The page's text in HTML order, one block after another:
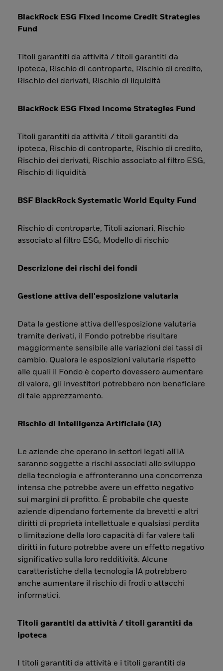
BlackRock ESG Fixed Income Credit Strategies
Fund
Titoli garantiti da attività / titoli garantiti da
ipoteca, Rischio di controparte, Rischio di credito,
Rischio dei derivati, Rischio di liquidità
BlackRock ESG Fixed Income Strategies Fund
Titoli garantiti da attività / titoli garantiti da
ipoteca, Rischio di controparte, Rischio di credito,
Rischio dei derivati, Rischio associato al filtro ESG,
Rischio di liquidità
BSF BlackRock Systematic World Equity Fund
Rischio di controparte, Titoli azionari, Rischio
associato al filtro ESG, Modello di rischio
Descrizione dei rischi dei fondi
Gestione attiva dell'esposizione valutaria
Data la gestione attiva dell'esposizione valutaria
tramite derivati, il Fondo potrebbe risultare
maggiormente sensibile alle variazioni dei tassi di
cambio. Qualora le esposizioni valutarie rispetto
alle quali il Fondo è coperto dovessero aumentare
di valore, gli investitori potrebbero non beneficiare
di tale apprezzamento.
Rischio di Intelligenza Artificiale (IA)
Le aziende che operano in settori legati all'IA
saranno soggette a rischi associati allo sviluppo
della tecnologia e affronteranno una concorrenza
intensa che potrebbe avere un effetto negativo
sui margini di profitto. È probabile che queste
aziende dipendano fortemente da brevetti e altri
diritti di proprietà intellettuale e qualsiasi perdita
o limitazione della loro capacità di far valere tali
diritti in futuro potrebbe avere un effetto negativo
significativo sulla loro redditività. Alcune
caratteristiche della tecnologia IA potrebbero
anche aumentare il rischio di frodi o attacchi
informatici.
Titoli garantiti da attività / titoli garantiti da
ipoteca
I titoli garantiti da attività e i titoli garantiti da